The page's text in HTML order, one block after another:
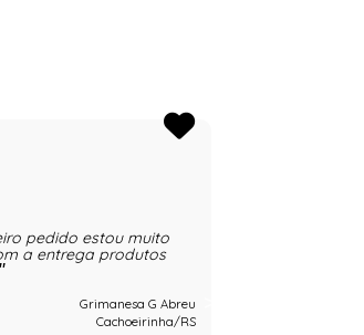
pedido estou muito
a entrega produtos
Grimanesa G Abreu
Cachoeirinha/RS